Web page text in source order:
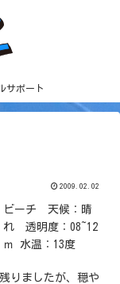
サポート
2009.02.02
ビーチ 天候：晴
れ 透明度：08~12
ｍ 水温：13度
りましたが、穏や